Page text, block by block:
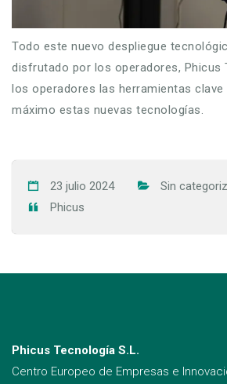
Todo este nuevo despliegue
disfrutado por los operadores, Phicus
los operadores las herramientas clave
máximo estas nuevas tecnologías.
23 julio 2024
Sin
Phicus
Phicus Tecnología S.L.
Centro Europeo de Empresas e